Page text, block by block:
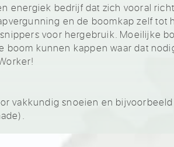
energiek bedrijf dat zich vooral
en de boomkap zelf tot
voor hergebruik. Moeilijke
kunnen kappen waar dat
vakkundig snoeien en